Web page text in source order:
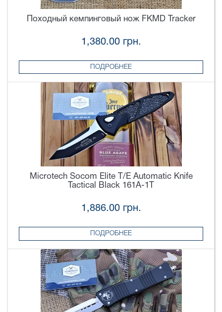
Походный кемпинговый нож FKMD Tracker
1,380.00 грн.
ПОДРОБНЕЕ
Microtech Socom Elite T/E Automatic Knife
Tactical Black 161A-1T
1,886.00 грн.
ПОДРОБНЕЕ